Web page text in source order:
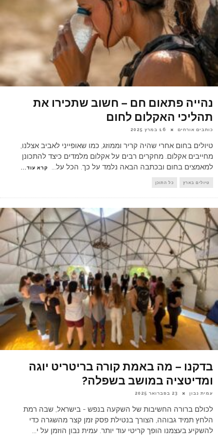
נהייה פתאום חם – חשוב שתכירו את
תהליכי האקלום לחום
כותבים אורחים 16 במרץ 2025
טיולים בחום אחרי שהיה קריר וממוזג, כמו שאופייני לאביב אצלנו,
מחייבים אקלום. מחקרים רבים על אקלום מלמדים כיצד להתכונן
למאמצים בחום ובכתבה הבאה נלמד על כך. הכל על... קרא עוד...
טיולים בארץ כל התוכן
בדקנו – מה באמת קורה בריטריט יוגה
ומדיטציה במושב בשפלה?
עמית נבון 23 בפברואר 2025
לכולם ברורה החשיבות של השקעה בנפש - בישראל, שבה רמת
הלחץ תמיד גבוהה, הצורך בנטילת פסק זמן קצר מהשגרה כדי
להשקיע בעצמנו הופך קריטי עוד יותר. עמית נבון הוזמן על י...